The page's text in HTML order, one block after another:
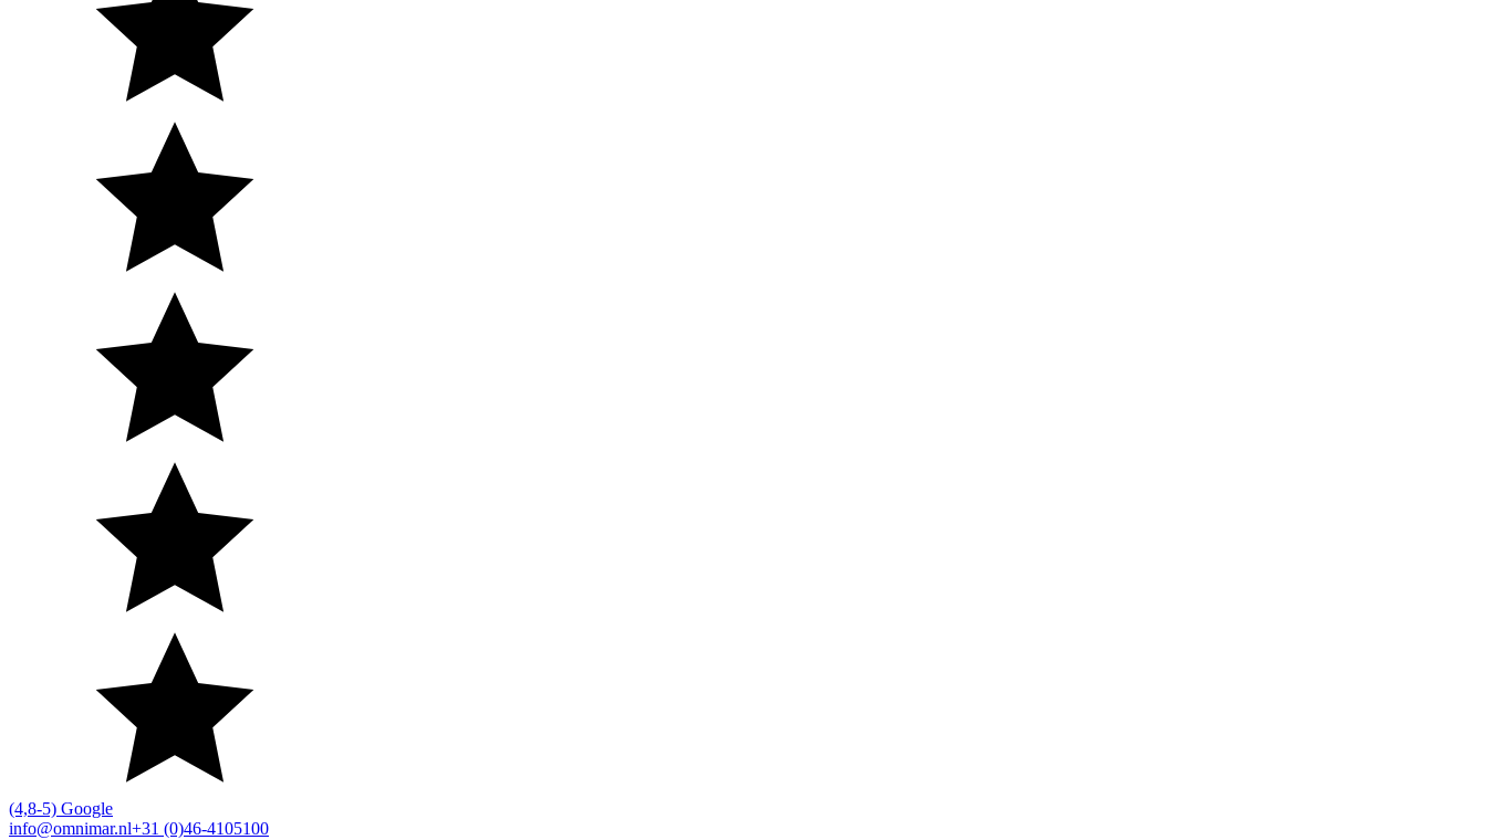
(4,8-5) Google
info@omnimar.nl+31 (0)46-4105100